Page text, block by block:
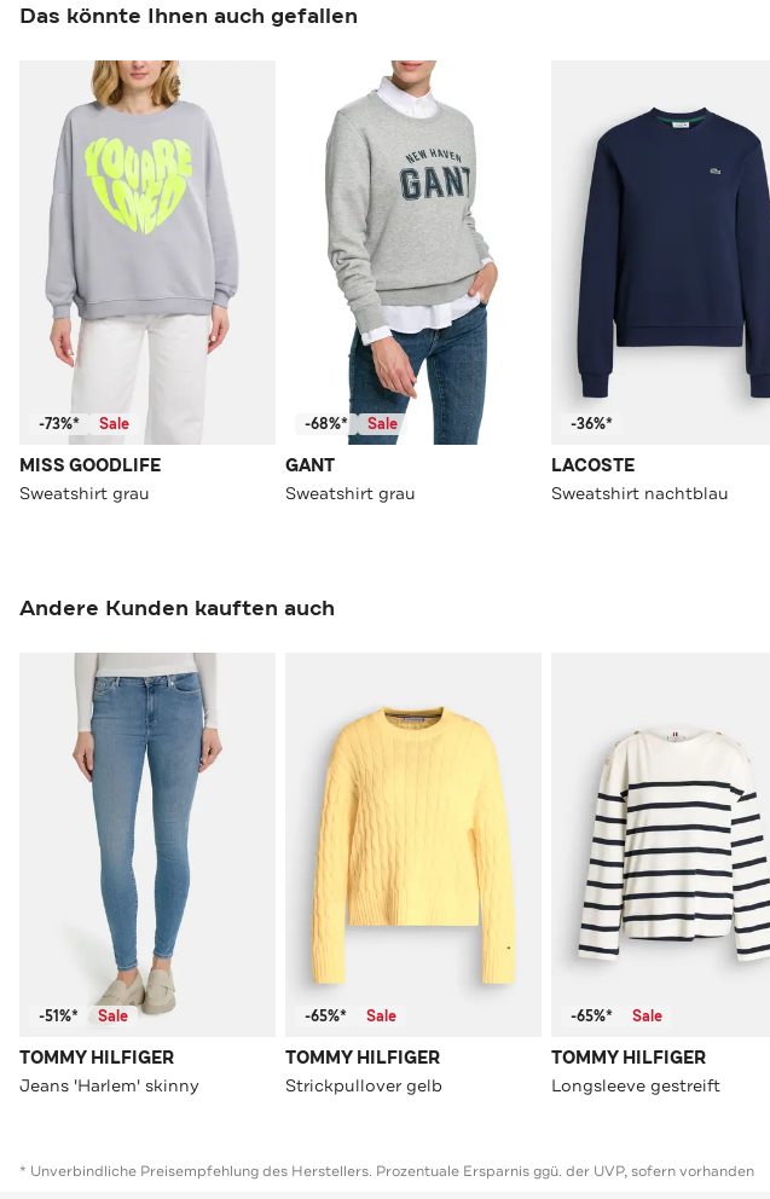
Das könnte Ihnen auch gefallen
-73%* Sale
MISS GOODLIFE
Sweatshirt grau
-68%* Sale
GANT
Sweatshirt grau
-36%*
LACOSTE
Sweatshirt nachtblau
Andere Kunden kauften auch
-51%* Sale
TOMMY HILFIGER
Jeans 'Harlem' skinny
-65%* Sale
TOMMY HILFIGER
Strickpullover gelb
-65%* Sale
TOMMY HILFIGER
Longsleeve gestreift
* Unverbindliche Preisempfehlung des Herstellers. Prozentuale Ersparnis ggü. der UVP, sofern vorhanden